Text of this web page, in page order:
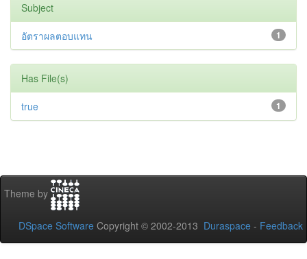
Subject
1
อัตราผลตอบแทน
Has File(s)
1
true
Theme by
DSpace Software Copyright © 2002-2013 Duraspace - Feedback